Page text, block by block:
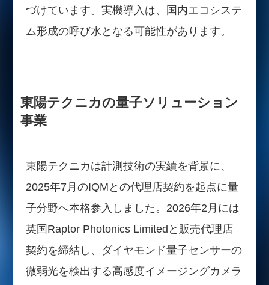
づけています。実機導入は、国内エコシステ
ム形成の呼び水となる可能性があります。
東陽テクニカの量子ソリューション
事業
東陽テクニカは計測技術の実績を背景に、
2025年7月のIQMとの代理店契約を起点に量
子分野へ本格参入しました。2026年2月には
英国Raptor Photonics Limitedと販売代理店
契約を締結し、ダイヤモンド量子センサーの
微弱光を検出する高感度イメージングカメラ